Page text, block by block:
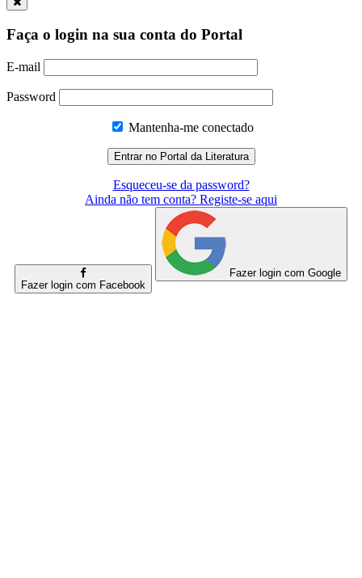
Faça o login na sua conta do Portal
E-mail
Password
Mantenha-me conectado
Esqueceu-se da password?
Ainda não tem conta? Registe-se aqui
Fazer login com Facebook
Fazer login com Google